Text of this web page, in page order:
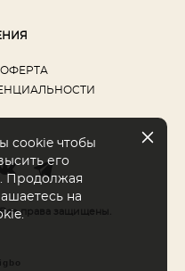
права защищены.
cookie чтобы
его
Продолжая
на